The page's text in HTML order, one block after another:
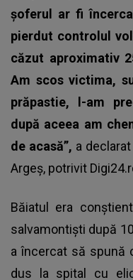
șoferul ar fi
pierdut controlul
căzut aproximativ
Am scos victima,
prăpastie, l-am
după aceea am
de acasă”, a
Argeș, potrivit
Băiatul era
salvamontiști după
a încercat să spună
dus la spital cu